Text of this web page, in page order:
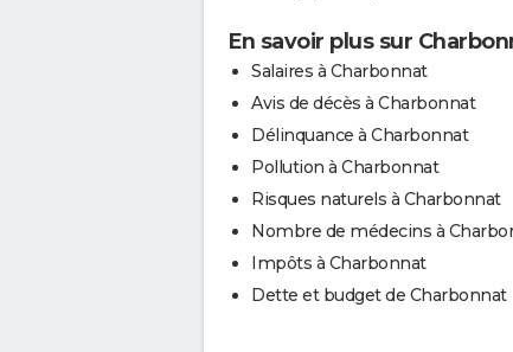
En savoir plus sur
Salaires à Charbonnat
Avis de décès à Charbonnat
Délinquance à Charbonnat
Pollution à Charbonnat
Risques naturels à Charbonnat
Nombre de médecins à
Impôts à Charbonnat
Dette et budget de Charbonnat